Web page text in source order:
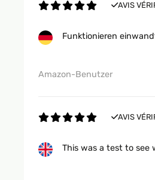
AVIS
Funktionieren
Amazon-Benutzer
AVIS
This was a test to see